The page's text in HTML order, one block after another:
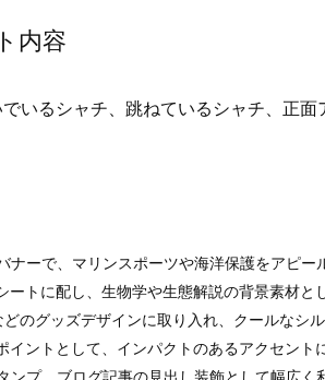
内容
いるシャチ、跳ねているシャチ、正
ナーで、マリンスポーツや海洋保護をアピー
ートに配し、生物学や生態解説の背景素材と
のグッズデザインに取り入れ、クールなシ
イントとして、インパクトのあるアクセント
ンプ、ブログ記事の見出し装飾として幅広く